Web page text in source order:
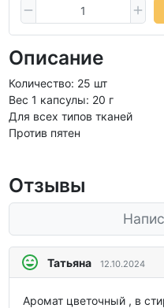
Описание
Количество: 25 шт
Вес 1 капсулы: 20 г
Для всех типов тканей
Против пятен
Отзывы
Татьяна 12.10.2024
Аромат цветочный , в